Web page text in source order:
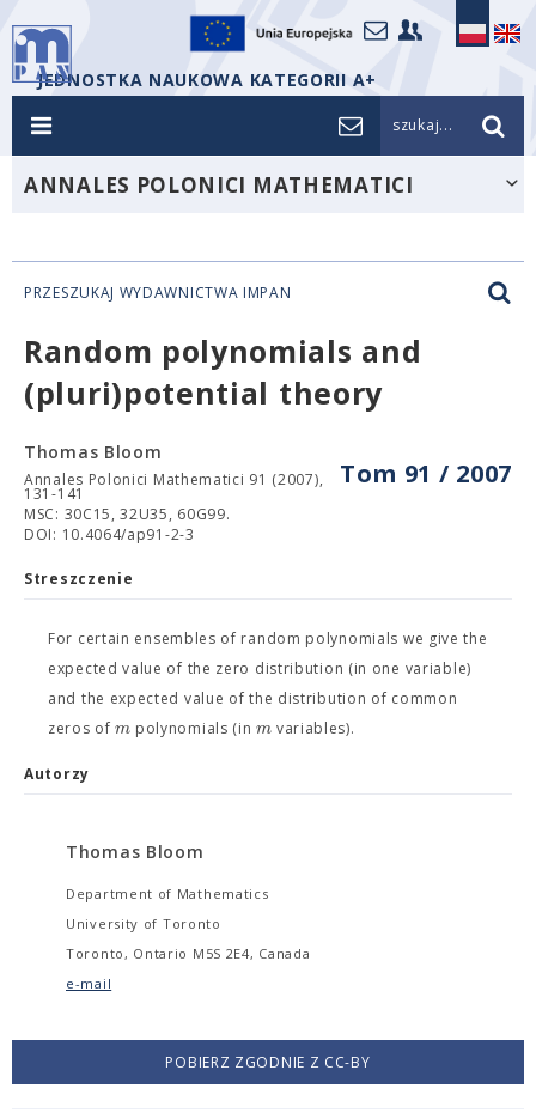
JEDNOSTKA NAUKOWA KATEGORII A+
szukaj...
ANNALES POLONICI MATHEMATICI
PRZESZUKAJ WYDAWNICTWA IMPAN
Random polynomials and
(pluri)potential theory
Tom 91 / 2007
Thomas Bloom
Annales Polonici Mathematici 91 (2007),
131-141
MSC: 30C15, 32U35, 60G99.
DOI: 10.4064/ap91-2-3
Streszczenie
For certain ensembles of random polynomials we give the
expected value of the zero distribution (in one variable)
and the expected value of the distribution of common
zeros ofm polynomials (inm variables).
Autorzy
Thomas Bloom
Department of Mathematics
University of Toronto
Toronto, Ontario M5S 2E4, Canada
e-mail
POBIERZ ZGODNIE Z CC-BY